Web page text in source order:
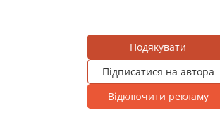
Подякувати
Підписатися на автора
Відключити рекламу